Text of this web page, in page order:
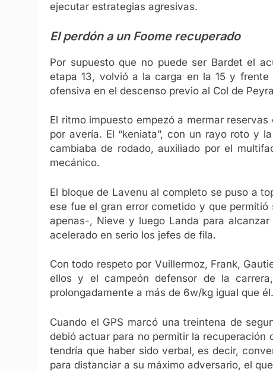
ejecutar estrategias agresivas.
El perdón a un Foome recuperado
Por supuesto que no puede ser Bardet el
etapa 13, volvió a la carga en la 15 y frente
ofensiva en el descenso previo al Col de
El ritmo impuesto empezó a mermar
por avería. El “keniata”, con un rayo roto y
cambiaba de rodado, auxiliado por el
mecánico.
El bloque de Lavenu al completo se puso a
ese fue el gran error cometido y que
apenas-, Nieve y luego Landa para
acelerado en serio los jefes de fila.
Con todo respeto por Vuillermoz, Frank,
ellos y el campeón defensor de la
prolongadamente a más de 6w/kg igual que él.
Cuando el GPS marcó una treintena de
debió actuar para no permitir la
tendría que haber sido verbal, es decir,
para distanciar a su máximo adversario, el